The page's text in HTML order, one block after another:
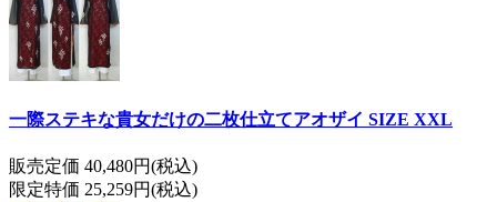
一際ステキな貴女だけの二枚仕立てアオザイ SIZE XXL
販売定価 40,480円(税込)
限定特価 25,259円(税込)